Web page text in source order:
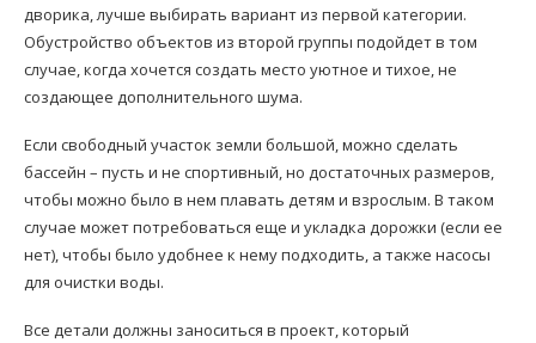
дворика, лучше выбирать вариант из первой категории.
Обустройство объектов из второй группы подойдет в том
случае, когда хочется создать место уютное и тихое, не
создающее дополнительного шума.
Если свободный участок земли большой, можно сделать
бассейн – пусть и не спортивный, но достаточных размеров,
чтобы можно было в нем плавать детям и взрослым. В таком
случае может потребоваться еще и укладка дорожки (если ее
нет), чтобы было удобнее к нему подходить, а также насосы
для очистки воды.
Все детали должны заноситься в проект, который